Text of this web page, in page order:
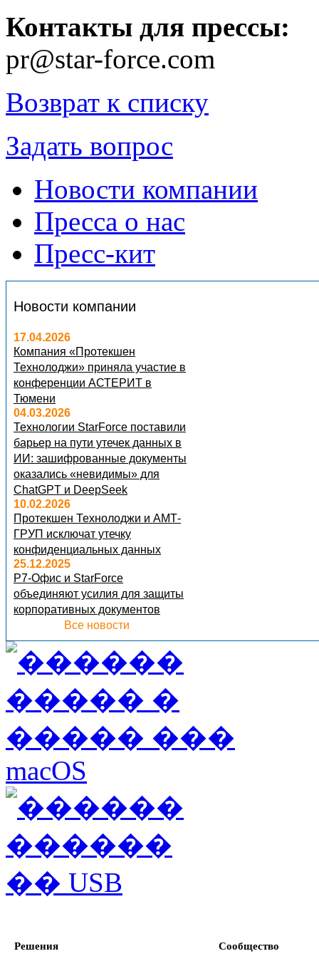
Контакты для прессы:
pr@star-force.com
Возврат к списку
Задать вопрос
Новости компании
Пресса о нас
Пресс-кит
Новости компании
17.04.2026
Компания «Протекшен
Технолоджи» приняла участие в
конференции АСТЕРИТ в
Тюмени
04.03.2026
Технологии StarForce поставили
барьер на пути утечек данных в
ИИ: зашифрованные документы
оказались «невидимы» для
ChatGPT и DeepSeek
10.02.2026
Протекшен Технолоджи и АМТ-
ГРУП исключат утечку
конфиденциальных данных
25.12.2025
Р7-Офис и StarForce
объединяют усилия для защиты
корпоративных документов
Все новости
Решения Сообщество